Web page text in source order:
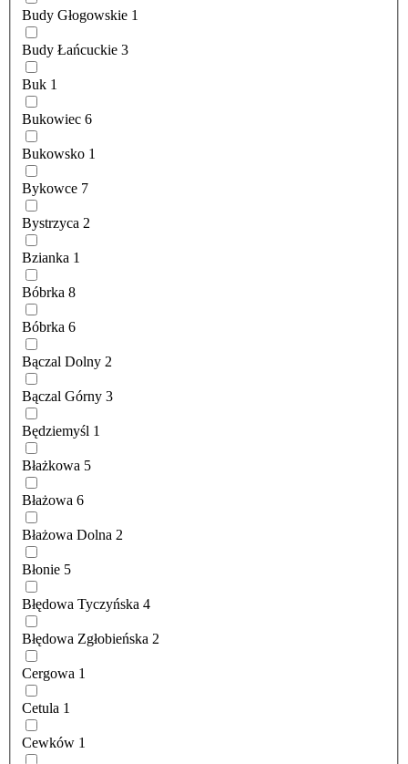
Budy Głogowskie 1
Budy Łańcuckie 3
Buk 1
Bukowiec 6
Bukowsko 1
Bykowce 7
Bystrzyca 2
Bzianka 1
Bóbrka 8
Bóbrka 6
Bączal Dolny 2
Bączal Górny 3
Będziemyśl 1
Błażkowa 5
Błażowa 6
Błażowa Dolna 2
Błonie 5
Błędowa Tyczyńska 4
Błędowa Zgłobieńska 2
Cergowa 1
Cetula 1
Cewków 1